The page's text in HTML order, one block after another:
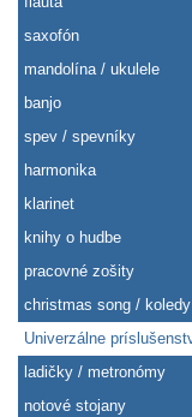
saxofón
mandolína / ukulele
banjo
spev / spevníky
harmonika
klarinet
knihy o hudbe
pracovné zošity
christmas song / koledy
Univerzálne
ladičky / metronómy
notové stojany